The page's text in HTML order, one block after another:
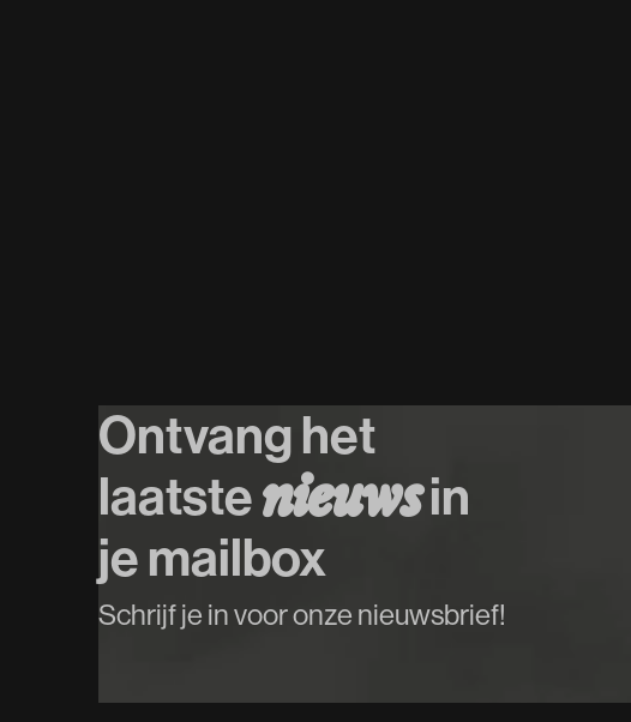
Ontvang het
laatstenieuwsin
je mailbox
Schrijf je in voor onze nieuwsbrief!